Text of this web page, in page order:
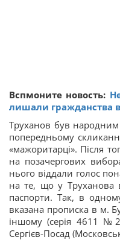
Вспмоните новость:
лишали гражданства
Труханов був народним
попередньому
«мажоритарці». Після
на позачергових
нього віддали голос
на те, що у Труханова
паспорти. Так, в
вказана прописка в м.
іншому (серія 4611
Сергієв-Посад